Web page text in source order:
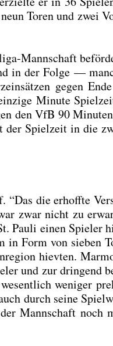
Toren und zwei
Mann­schaft
in der Fol­ge —
gegen
ein­zi­ge Minu­te
den VfB 90
der Spiel­zeit in die
“Das die erhoff­te
zwar nicht zu
Pau­li einen Spie­ler
in Form von sie­ben
hiev­ten.
und zur drin­gend
weni­ger
durch sei­ne
Mann­schaft noch